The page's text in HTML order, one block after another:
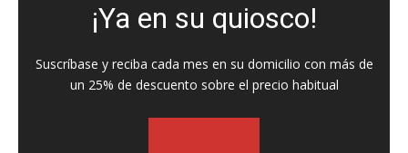
¡Ya en su quiosco!
Suscríbase y reciba cada mes en su domicilio con más de
un 25% de descuento sobre el precio habitual